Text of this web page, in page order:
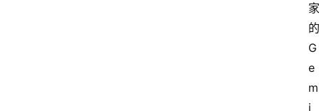
家
的
G
e
m
i